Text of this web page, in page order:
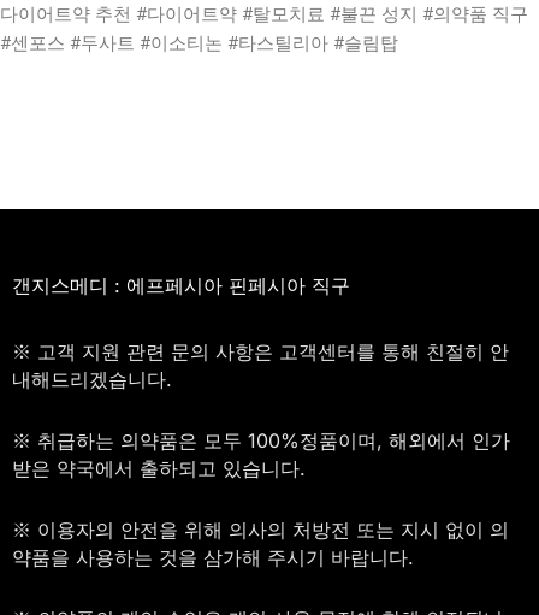
다이어트약 추천 #다이어트약 #탈모치료 #불끈 성지 #의약품 직구
#센포스 #두사트 #이소티논 #타스틸리아 #슬림탑
갠지스메디 : 에프페시아 핀페시아 직구
※ 고객 지원 관련 문의 사항은 고객센터를 통해 친절히 안
내해드리겠습니다.
※ 취급하는 의약품은 모두 100%정품이며, 해외에서 인가
받은 약국에서 출하되고 있습니다.
※ 이용자의 안전을 위해 의사의 처방전 또는 지시 없이 의
약품을 사용하는 것을 삼가해 주시기 바랍니다.